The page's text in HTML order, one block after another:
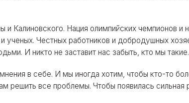
и Калиновского. Нация олимпийских чемпионов и
ученых. Честных работников и добродушных
И никто не заставит нас забыть, кто мы такие.
в себе. И мы иногда хотим, чтобы кто-то
решить все проблемы. Чтобы появилась сильная